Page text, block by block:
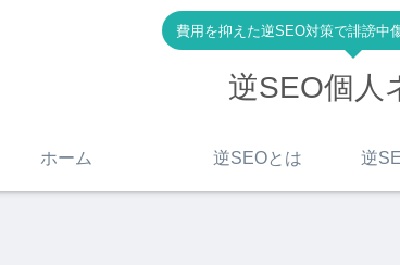
費用を抑えた逆SEO対策で誹謗中
逆SEO個人
ホーム 逆SEOとは 逆